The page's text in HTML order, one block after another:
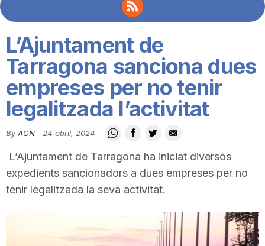
C
i
u
L’Ajuntament de
Tarragona sanciona dues
empreses per no tenir
legalitzada l’activitat
By ACN - 24 abril, 2024
L’Ajuntament de Tarragona ha iniciat diversos
expedients sancionadors a dues empreses per no
tenir legalitzada la seva activitat.